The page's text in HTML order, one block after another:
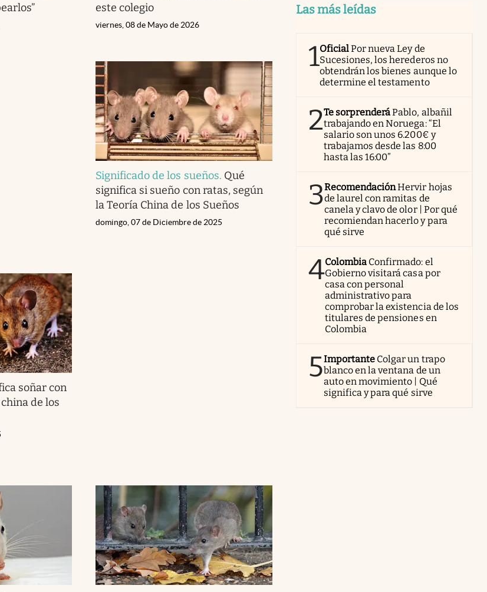
este colegio
viernes, 08 de Mayo de 2026
Significado de los sueños. Qué
significa si sueño con ratas, según
la Teoría China de los Sueños
domingo, 07 de Diciembre de 2025
soñar con
de los
Las más leídas
1OficialPor nueva Ley de
Sucesiones, los herederos no
obtendrán los bienes aunque lo
determine el testamento
2Te sorprenderáPablo, albañil
trabajando en Noruega: “El
salario son unos 6.200€ y
trabajamos desde las 8:00
hasta las 16:00”
3RecomendaciónHervir hojas
de laurel con ramitas de
canela y clavo de olor | Por qué
recomiendan hacerlo y para
qué sirve
4Colombia Confirmado: el
Gobierno visitará casa por
casa con personal
administrativo para
comprobar la existencia de los
titulares de pensiones en
Colombia
5Importante Colgar un trapo
blanco en la ventana de un
auto en movimiento | Qué
significa y para qué sirve